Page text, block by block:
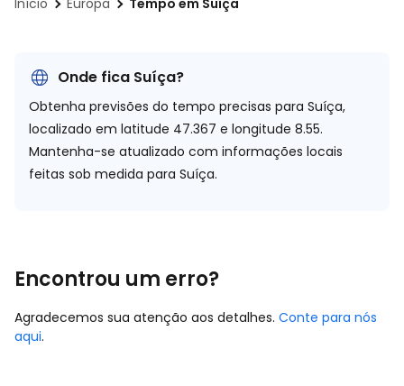
Início Europa Tempo em Suíça
Onde fica Suíça?
Obtenha previsões do tempo precisas para Suíça,
localizado em latitude 47.367 e longitude 8.55.
Mantenha-se atualizado com informações locais
feitas sob medida para Suíça.
Encontrou um erro?
Agradecemos sua atenção aos detalhes. Conte para nós
aqui.